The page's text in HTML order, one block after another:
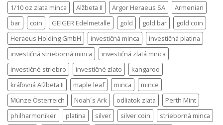
1/10 oz zlata minca Alžbeta II Argor Heraeus SA
Armenian
bar
coin GEIGER Edelmetalle gold gold bar
gold coin
Heraeus Holding GmbH
investičná minca
investičná platina
investičná strieborná minca
investičná zlatá minca
investičné striebro
investičné zlato
kangaroo
kráľovná Alžbeta II
maple leaf minca
mince
Münze Österreich
Noah´s Ark odliatok zlata
Perth Mint
philharmoniker
platina silver silver coin
strieborná minca